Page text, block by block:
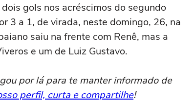
dois gols nos acréscimos do segundo
3 a 1, de virada, neste domingo, 26, na
saiu na frente com Renê, mas a
e um de Luiz Gustavo.
por lá para te manter informado de
perfil, curta e compartilhe!